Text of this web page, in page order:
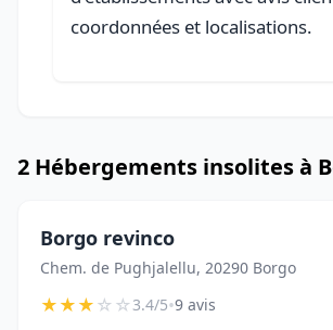
coordonnées et localisations.
2 Hébergements insolites à
Borgo revinco
Chem. de Pughjalellu, 20290 Borgo
★★★☆☆3.4/5•9 avis